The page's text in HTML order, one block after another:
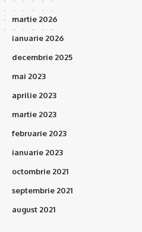
martie 2026
ianuarie 2026
decembrie 2025
mai 2023
aprilie 2023
martie 2023
februarie 2023
ianuarie 2023
octombrie 2021
septembrie 2021
august 2021